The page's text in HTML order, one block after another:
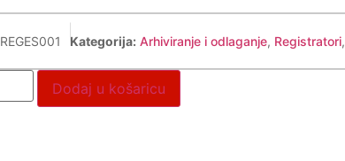
REGES001 Kategorija: Arhiviranje i odlaganje, Registratori,
Dodaj u košaricu